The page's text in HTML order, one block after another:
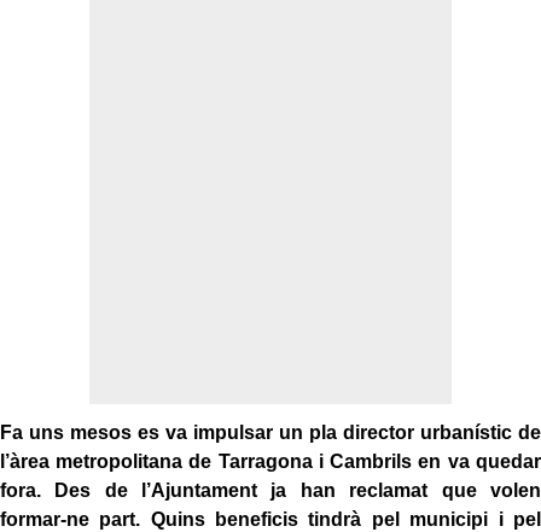
Fa uns mesos es va impulsar un pla director urbanístic de
l’àrea metropolitana de Tarragona i Cambrils en va quedar
fora. Des de l’Ajuntament ja han reclamat que volen
formar-ne part. Quins beneficis tindrà pel municipi i pel